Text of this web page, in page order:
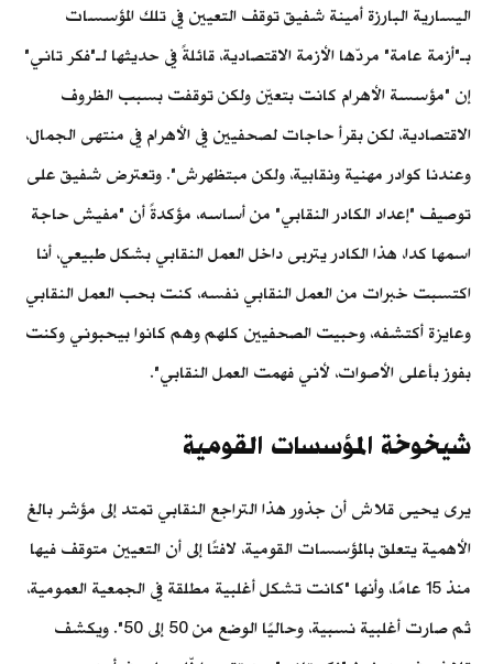
اليسارية البارزة أمينة شفيق توقف التعيين في تلك المؤسسات
بـ"أزمة عامة" مردّها الأزمة الاقتصادية، قائلةً في حديثها لـ"فكر تاني"
إن "مؤسسة الأهرام كانت بتعيّن ولكن توقفت بسبب الظروف
الاقتصادية، لكن بقرأ حاجات لصحفيين في الأهرام في منتهى الجمال،
وعندنا كوادر مهنية ونقابية، ولكن مبتظهرش". وتعترض شفيق على
توصيف "إعداد الكادر النقابي" من أساسه، مؤكدةً أن "مفيش حاجة
اسمها كدا، هذا الكادر يتربى داخل العمل النقابي بشكل طبيعي، أنا
اكتسبت خبرات من العمل النقابي نفسه، كنت بحب العمل النقابي
وعايزة أكتشفه، وحبيت الصحفيين كلهم وهم كانوا بيحبوني وكنت
بفوز بأعلى الأصوات، لأني فهمت العمل النقابي".
شيخوخة المؤسسات القومية
يرى يحيى قلاش أن جذور هذا التراجع النقابي تمتد إلى مؤشر بالغ
الأهمية يتعلق بالمؤسسات القومية، لافتًا إلى أن التعيين متوقف فيها
منذ 15 عامًا، وأنها "كانت تشكل أغلبية مطلقة في الجمعية العمومية،
ثم صارت أغلبية نسبية، وحاليًا الوضع من 50 إلى 50". ويكشف